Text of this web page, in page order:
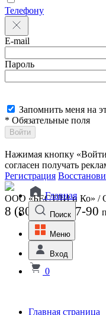
Телефону
E-mail
Пароль
Запомнить меня на
* Обязательные поля
Войти
Нажимая кнопку
согласен получать
Регистрация
ООО «БЕСТЛИ и Ко» /
8 (800) 301-07-90
Главная
Поиск
Меню
Вход
0
Главная страница